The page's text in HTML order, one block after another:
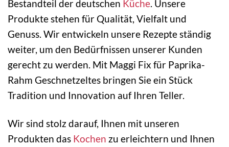
Bestandteil der deutschen Küche. Unsere
Produkte stehen für Qualität, Vielfalt und
Genuss. Wir entwickeln unsere Rezepte ständig
weiter, um den Bedürfnissen unserer Kunden
gerecht zu werden. Mit Maggi Fix für Paprika-
Rahm Geschnetzeltes bringen Sie ein Stück
Tradition und Innovation auf Ihren Teller.
Wir sind stolz darauf, Ihnen mit unseren
Produkten das Kochen zu erleichtern und Ihnen